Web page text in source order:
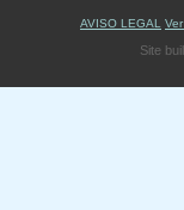
AVISO LEGAL
Site